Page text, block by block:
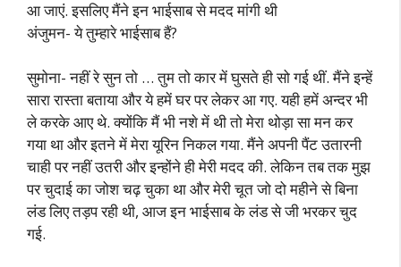
आ जाएं. इसलिए मैंने इन भाईसाब से मदद मांगी थी
अंजुमन- ये तुम्हारे भाईसाब हैं?
सुमोना- नहीं रे सुन तो … तुम तो कार में घुसते ही सो गई थीं. मैंने इन्हें
सारा रास्ता बताया और ये हमें घर पर लेकर आ गए. यही हमें अन्दर भी
ले करके आए थे. क्योंकि मैं भी नशे में थी तो मेरा थोड़ा सा मन कर
गया था और इतने में मेरा यूरिन निकल गया. मैंने अपनी पैंट उतारनी
चाही पर नहीं उतरी और इन्होंने ही मेरी मदद की. लेकिन तब तक मुझ
पर चुदाई का जोश चढ़ चुका था और मेरी चूत जो दो महीने से बिना
लंड लिए तड़प रही थी, आज इन भाईसाब के लंड से जी भरकर चुद
गई.